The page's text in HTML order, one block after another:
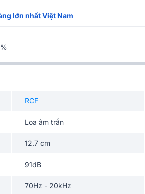
lớn nhất Việt Nam
RCF
Loa âm trần
12.7 cm
91dB
70Hz - 20kHz